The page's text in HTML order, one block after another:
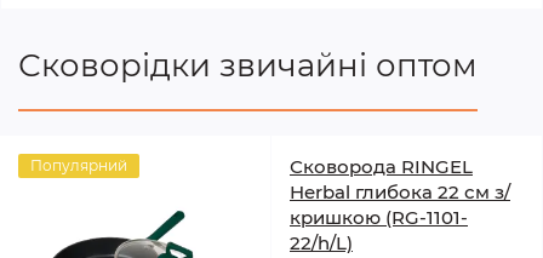
Сковорідки звичайні оптом
Популярний
Сковорода RINGEL
Herbal глибока 22 см з/
кришкою (RG-1101-
22/h/L)